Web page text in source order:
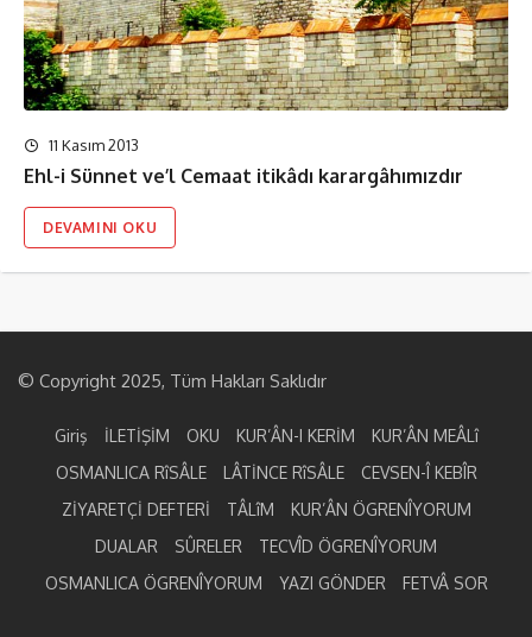
11 Kasım 2013
Ehl-i Sünnet ve’l Cemaat itikâdı karargâhımızdır
DEVAMINI OKU
© Copyright 2025, Tüm Hakları Saklıdır
Giriş İLETİŞİM OKU KUR’ÂN-I KERİM
KUR’ÂN MEÂLî
OSMANLICA RîSÂLE
LÂTİNCE RîSÂLE
CEVSEN-Î KEBÎR
ZİYARETÇİ DEFTERİ
TÂLîM
KUR’ÂN ÖGRENÎYORUM
DUALAR
SÛRELER
TECVÎD ÖGRENÎYORUM
OSMANLICA ÖGRENÎYORUM
YAZI GÖNDER FETVÂ SOR